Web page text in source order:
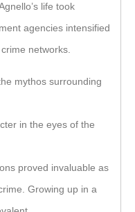
life took
agencies intensified
networks.
mythos surrounding
in the eyes of the
proved invaluable as
Growing up in a